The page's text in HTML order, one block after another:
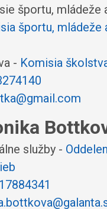
športu, mládeže
športu, mládeže
- Komisia
služby -